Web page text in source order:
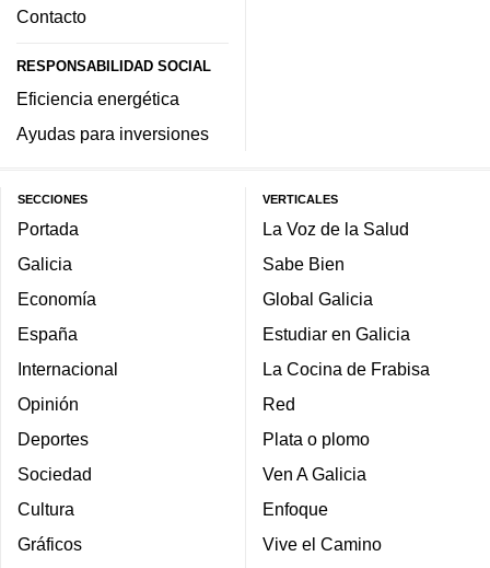
Contacto
RESPONSABILIDAD SOCIAL
Eficiencia energética
Ayudas para inversiones
SECCIONES
Portada
Galicia
Economía
España
Internacional
Opinión
Deportes
Sociedad
Cultura
Gráficos
VERTICALES
La Voz de la Salud
Sabe Bien
Global Galicia
Estudiar en Galicia
La Cocina de Frabisa
Red
Plata o plomo
Ven A Galicia
Enfoque
Vive el Camino